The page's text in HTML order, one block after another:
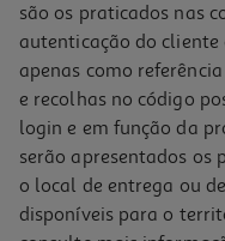
são os praticados nas
autenticação do cliente
apenas como
e recolhas no código
login e em função da
serão apresentados os
o local de entrega ou
disponíveis para o